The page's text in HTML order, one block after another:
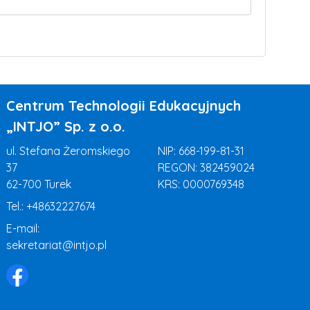
Centrum Technologii Edukacyjnych
„INTJO” Sp. z o.o.
ul. Stefana Żeromskiego
37
62-700 Turek
Tel.:+48632227674
E-mail:
sekretariat@intjo.pl
NIP: 668-199-81-31
REGON: 382459024
KRS: 0000769348